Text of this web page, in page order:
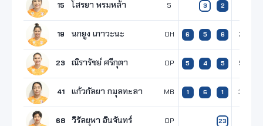
15 โสรยา พรมหล้า S 3 2
19 นกยูง เภาวะนะ OH 6 5 6 2
23 ณิรารัชย์ ศรีกุตา OP 5 4 5 5
41 แก้วกัลยา กมุลทะลา MB 1 6 1 3
68 วิรัลยุพา อินจันทร์ OP 23